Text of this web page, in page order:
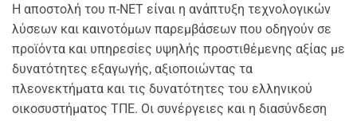
Η αποστολή του π-NET είναι η ανάπτυξη τεχνολογικών
λύσεων και καινοτόμων παρεμβάσεων που οδηγούν σε
προϊόντα και υπηρεσίες υψηλής προστιθέμενης αξίας με
δυνατότητες εξαγωγής, αξιοποιώντας τα
πλεονεκτήματα και τις δυνατότητες του ελληνικού
οικοσυστήματος ΤΠΕ. Οι συνέργειες και η διασύνδεση